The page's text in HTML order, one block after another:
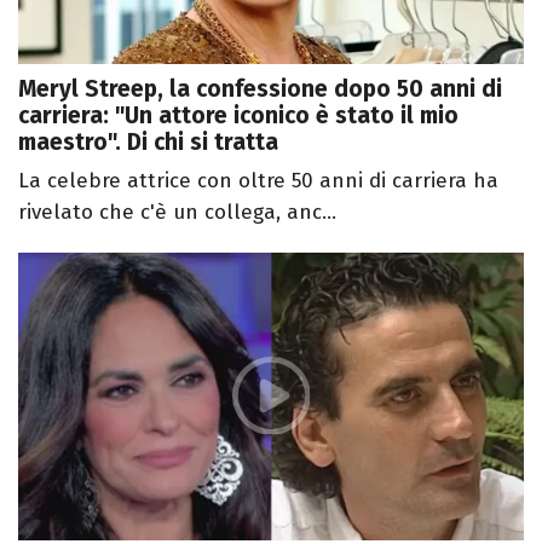
Meryl Streep, la confessione dopo 50 anni di
carriera: "Un attore iconico è stato il mio
maestro". Di chi si tratta
La celebre attrice con oltre 50 anni di carriera ha
rivelato che c'è un collega, anc...